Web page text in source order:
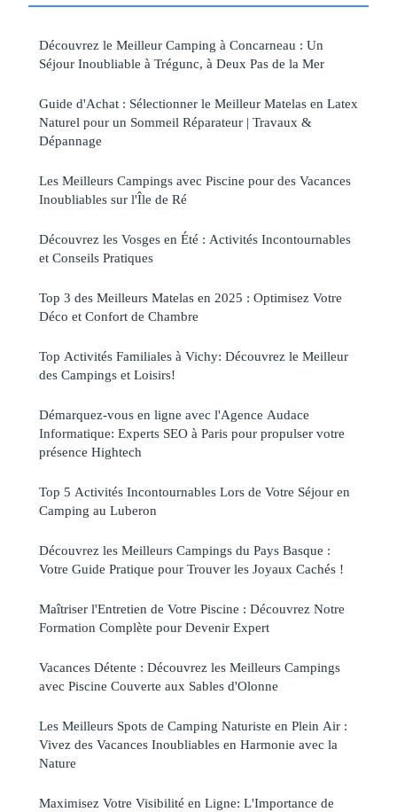
Découvrez le Meilleur Camping à Concarneau : Un
Séjour Inoubliable à Trégunc, à Deux Pas de la Mer
Guide d'Achat : Sélectionner le Meilleur Matelas en Latex
Naturel pour un Sommeil Réparateur | Travaux &
Dépannage
Les Meilleurs Campings avec Piscine pour des Vacances
Inoubliables sur l'Île de Ré
Découvrez les Vosges en Été : Activités Incontournables
et Conseils Pratiques
Top 3 des Meilleurs Matelas en 2025 : Optimisez Votre
Déco et Confort de Chambre
Top Activités Familiales à Vichy: Découvrez le Meilleur
des Campings et Loisirs!
Démarquez-vous en ligne avec l'Agence Audace
Informatique: Experts SEO à Paris pour propulser votre
présence Hightech
Top 5 Activités Incontournables Lors de Votre Séjour en
Camping au Luberon
Découvrez les Meilleurs Campings du Pays Basque :
Votre Guide Pratique pour Trouver les Joyaux Cachés !
Maîtriser l'Entretien de Votre Piscine : Découvrez Notre
Formation Complète pour Devenir Expert
Vacances Détente : Découvrez les Meilleurs Campings
avec Piscine Couverte aux Sables d'Olonne
Les Meilleurs Spots de Camping Naturiste en Plein Air :
Vivez des Vacances Inoubliables en Harmonie avec la
Nature
Maximisez Votre Visibilité en Ligne: L'Importance de